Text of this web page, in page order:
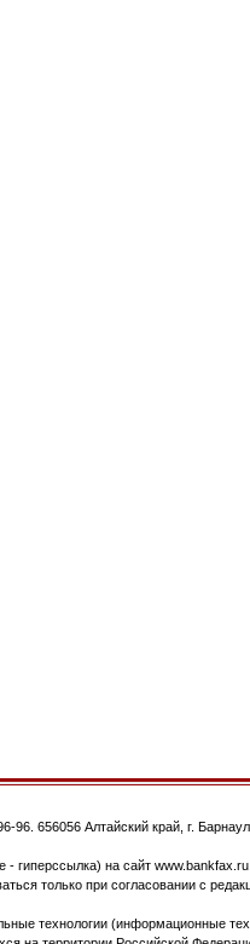
96 656056 Алтайский край, г. Барнаул
гиперссылка) на сайт
только при согласовании с
технологии (информационные